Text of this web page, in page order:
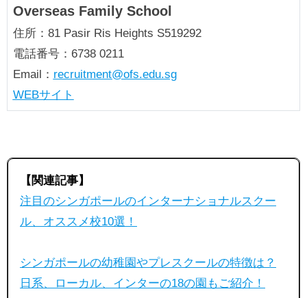
Overseas Family School
住所：81 Pasir Ris Heights S519292
電話番号：6738 0211
Email： recruitment@ofs.edu.sg
WEBサイト
【関連記事】
注目のシンガポールのインターナショナルスクー
ル、オススメ校10選！
シンガポールの幼稚園やプレスクールの特徴は？
日系、ローカル、インターの18の園もご紹介！